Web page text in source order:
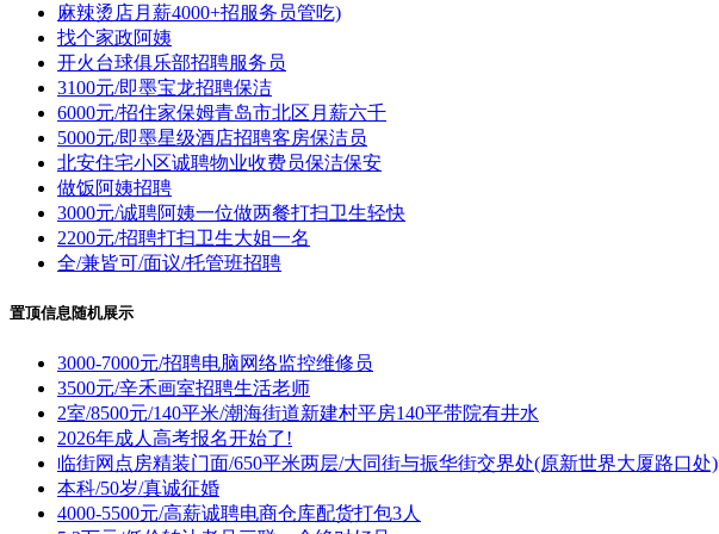
麻辣烫店月薪4000+招服务员管吃)
找个家政阿姨
开火台球俱乐部招聘服务员
3100元/即墨宝龙招聘保洁
6000元/招住家保姆青岛市北区月薪六千
5000元/即墨星级酒店招聘客房保洁员
北安住宅小区诚聘物业收费员保洁保安
做饭阿姨招聘
3000元/诚聘阿姨一位做两餐打扫卫生轻快
2200元/招聘打扫卫生大姐一名
全/兼皆可/面议/托管班招聘
置顶信息随机展示
3000-7000元/招聘电脑网络监控维修员
3500元/辛禾画室招聘生活老师
2室/8500元/140平米/潮海街道新建村平房140平带院有井水
2026年成人高考报名开始了!
临街网点房精装门面/650平米两层/大同街与振华街交界处(原新世界大厦路口处)
本科/50岁/真诚征婚
4000-5500元/高薪诚聘电商仓库配货打包3人